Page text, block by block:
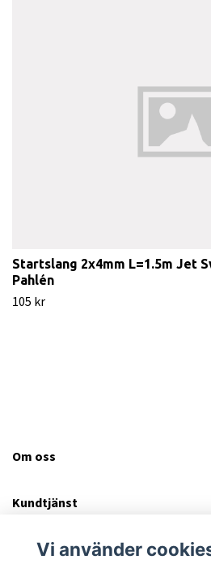
Startslang 2x4mm L=1.5m Jet
Pahlén
105 kr
Om oss
Kundtjänst
Läs merVi använder